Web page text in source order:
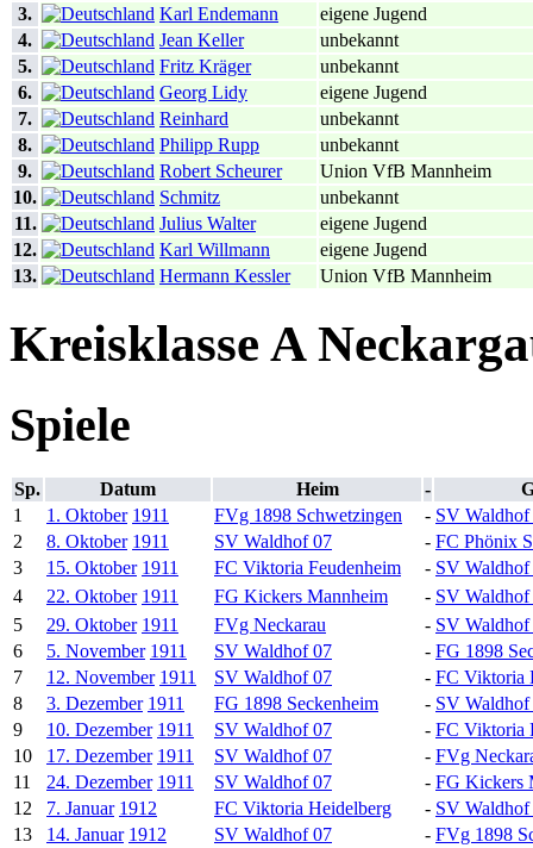
3.
Karl Endemann
eigene Jugend
4.
Jean Keller
unbekannt
5.
Fritz Kräger
unbekannt
6.
Georg Lidy
eigene Jugend
7.
Reinhard
unbekannt
8.
Philipp Rupp
unbekannt
9.
Robert Scheurer
Union VfB Mannheim
10.
Schmitz
unbekannt
11.
Julius Walter
eigene Jugend
12.
Karl Willmann
eigene Jugend
13.
Hermann Kessler Union VfB Mannheim
Kreisklasse A
Spiele
Sp. Datum Heim -
1
1. Oktober 1911 FVg 1898 Schwetzingen - SV Waldhof
2
8. Oktober 1911 SV Waldhof 07 - FC Phönix
3
15. Oktober 1911 FC Viktoria Feudenheim - SV Waldhof
4
22. Oktober 1911 FG Kickers Mannheim - SV Waldhof
5
29. Oktober 1911 FVg Neckarau - SV Waldhof
6
5. November 1911 SV Waldhof 07 - FG 1898
7
12. November 1911 SV Waldhof 07 - FC Viktoria
8
3. Dezember 1911 FG 1898 Seckenheim - SV Waldhof
9
10. Dezember 1911 SV Waldhof 07 - FC Viktoria
10
17. Dezember 1911 SV Waldhof 07 - FVg
11
24. Dezember 1911 SV Waldhof 07 - FG Kickers
12
7. Januar 1912 FC Viktoria Heidelberg - SV Waldhof
13
14. Januar 1912 SV Waldhof 07 - FVg 1898